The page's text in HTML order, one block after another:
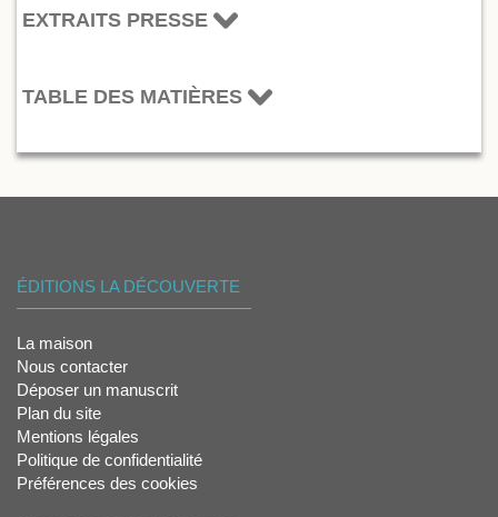
EXTRAITS PRESSE
TABLE DES MATIÈRES
ÉDITIONS LA DÉCOUVERTE
La maison
Nous contacter
Déposer un manuscrit
Plan du site
Mentions légales
Politique de confidentialité
Préférences des cookies